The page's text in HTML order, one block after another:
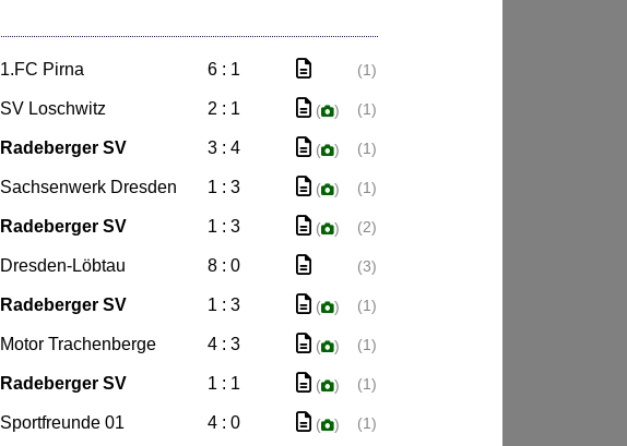
1.FC Pirna 6 : 1 (1)
SV Loschwitz 2 : 1 ( ) (1)
Radeberger SV 3 : 4 ( ) (1)
Sachsenwerk Dresden 1 : 3 ( ) (1)
Radeberger SV 1 : 3 ( ) (2)
Dresden-Löbtau 8 : 0 (3)
Radeberger SV 1 : 3 ( ) (1)
Motor Trachenberge 4 : 3 ( ) (1)
Radeberger SV 1 : 1 ( ) (1)
Sportfreunde 01 4 : 0 ( ) (1)